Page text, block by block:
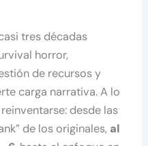
tres décadas
horror,
de recursos y
carga narrativa. A lo
desde las
de los originales, al